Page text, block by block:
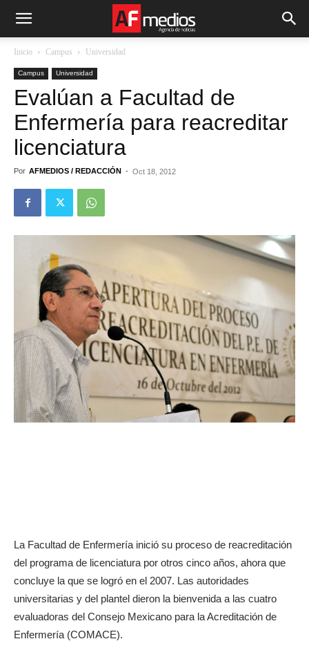
Inicio Campus Universidad
Campus Universidad
Evalúan a Facultad de
Enfermería para reacreditar
licenciatura
Por AFMEDIOS / REDACCIÓN - Oct 18, 2012
La Facultad de Enfermería inició su proceso de reacreditación
del programa de licenciatura por otros cinco años, ahora que
concluye la que se logró en el 2007. Las autoridades
universitarias y del plantel dieron la bienvenida a las cuatro
evaluadoras del Consejo Mexicano para la Acreditación de
Enfermería (COMACE).